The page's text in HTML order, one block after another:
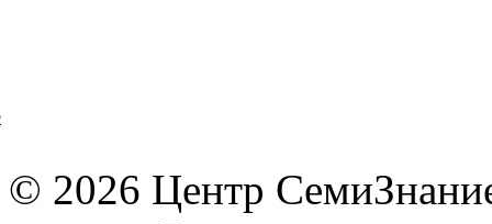
© 2026 Центр